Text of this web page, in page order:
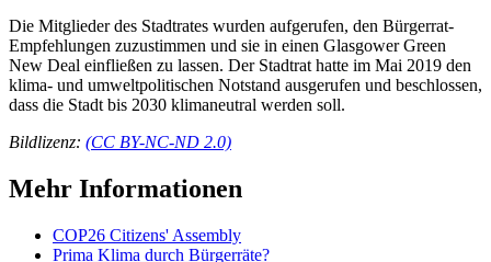
Die Mitglieder des Stadtrates wurden aufgerufen, den Bürgerrat-
Empfehlungen zuzustimmen und sie in einen Glasgower Green
New Deal einfließen zu lassen. Der Stadtrat hatte im Mai 2019 den
klima- und umweltpolitischen Notstand ausgerufen und beschlossen,
dass die Stadt bis 2030 klimaneutral werden soll.
Bildlizenz: (CC BY-NC-ND 2.0)
Mehr Informationen
COP26 Citizens' Assembly
Prima Klima durch Bürgerräte?